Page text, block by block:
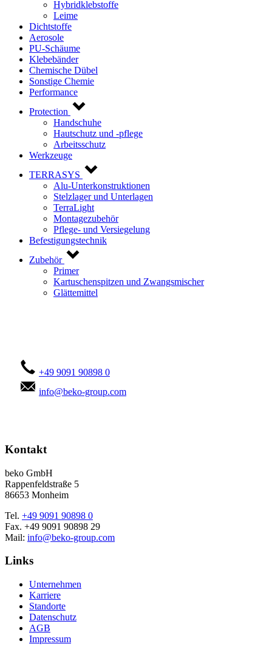
Hybridklebstoffe
Leime
Dichtstoffe
Aerosole
PU-Schäume
Klebebänder
Chemische Dübel
Sonstige Chemie
Performance
Protection
Handschuhe
Hautschutz und -pflege
Arbeitsschutz
Werkzeuge
TERRASYS
Alu-Unterkonstruktionen
Stelzlager und Unterlagen
TerraLight
Montagezubehör
Pflege- und Versiegelung
Befestigungstechnik
Zubehör
Primer
Kartuschenspitzen und Zwangsmischer
Glättemittel
+49 9091 90898 0
info@beko-group.com
Kontakt
beko GmbH
Rappenfeldstraße 5
86653 Monheim
Tel. +49 9091 90898 0
Fax. +49 9091 90898 29
Mail: info@beko-group.com
Links
Unternehmen
Karriere
Standorte
Datenschutz
AGB
Impressum